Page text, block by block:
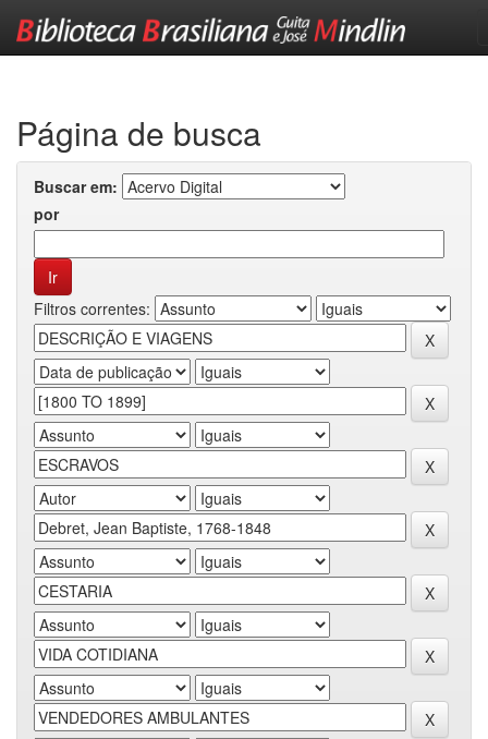
Página de busca
Buscar em:
por
Filtros correntes: